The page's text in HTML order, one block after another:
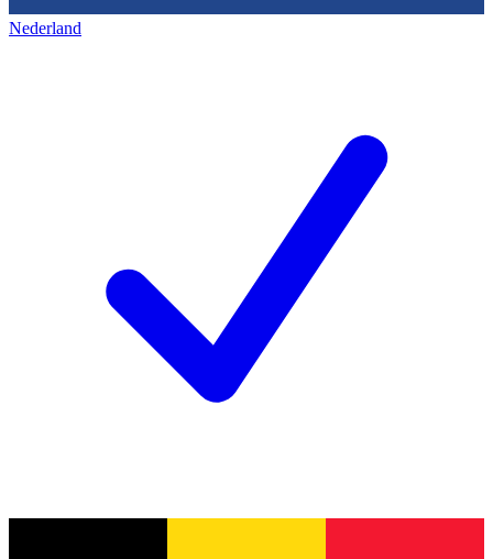
Nederland